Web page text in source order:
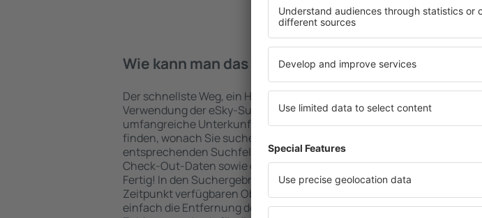
Wie kann man das Hotel in in Echten finden?
Der schnellste Weg, ein Hotel in Echten zu finden, ist die
Verwendung der eSky-Suchmaschine für Unterkünfte. Eine
umfangreiche Unterkunftsbasis garantiert, dass Sie gerade das
finden, wonach Sie suchen. Geben Sie den Reiseort in die
entsprechenden Suchfelder ein, wählen Sie die Check-In- und
Check-Out-Daten sowie die Anzahl der Gäste und Zimmer aus.
Fertig! In den Suchergebnissen werden die zum angegebenen
Zeitpunkt verfügbaren Objekte angezeigt. Sie können ganz
einfach die Entfernung des Hotels vom Zentrum, die